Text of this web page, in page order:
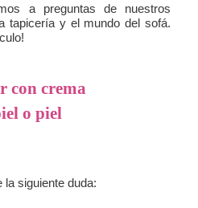
a preguntas de nuestros
tapicería y el mundo del sofá.
con crema
o piel
la siguiente duda: